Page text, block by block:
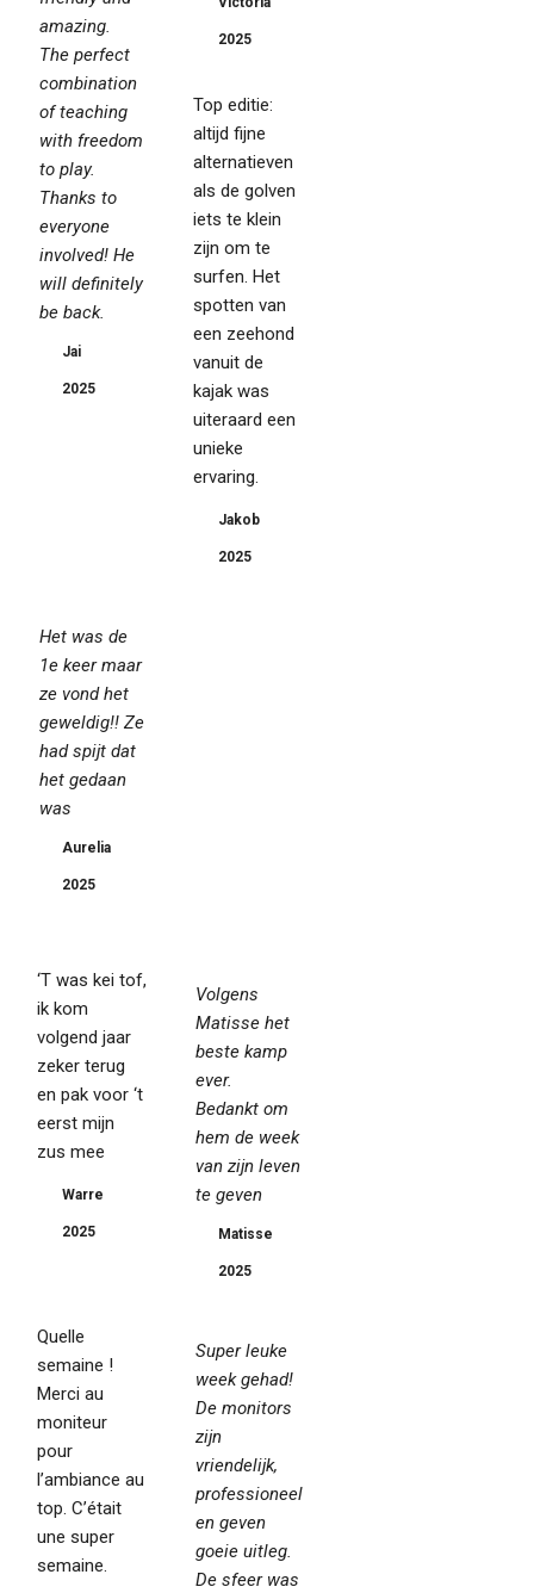
amazing.
The perfect
combination
of teaching
with freedom
to play.
Thanks to
everyone
involved! He
will definitely
be back.
Jai
2025
2025
Top editie:
altijd fijne
alternatieven
als de golven
iets te klein
zijn om te
surfen. Het
spotten van
een zeehond
vanuit de
kajak was
uiteraard een
unieke
ervaring.
Jakob
2025
Het was de
1e keer maar
ze vond het
geweldig!! Ze
had spijt dat
het gedaan
was
Aurelia
2025
‘T was kei tof,
ik kom
volgend jaar
zeker terug
en pak voor ‘t
eerst mijn
zus mee
Warre
2025
Volgens
Matisse het
beste kamp
ever.
Bedankt om
hem de week
van zijn leven
te geven
Matisse
2025
Quelle
semaine !
Merci au
moniteur
pour
l’ambiance au
top. C’était
une super
semaine.
Super leuke
week gehad!
De monitors
zijn
vriendelijk,
professioneel
en geven
goeie uitleg.
De sfeer was